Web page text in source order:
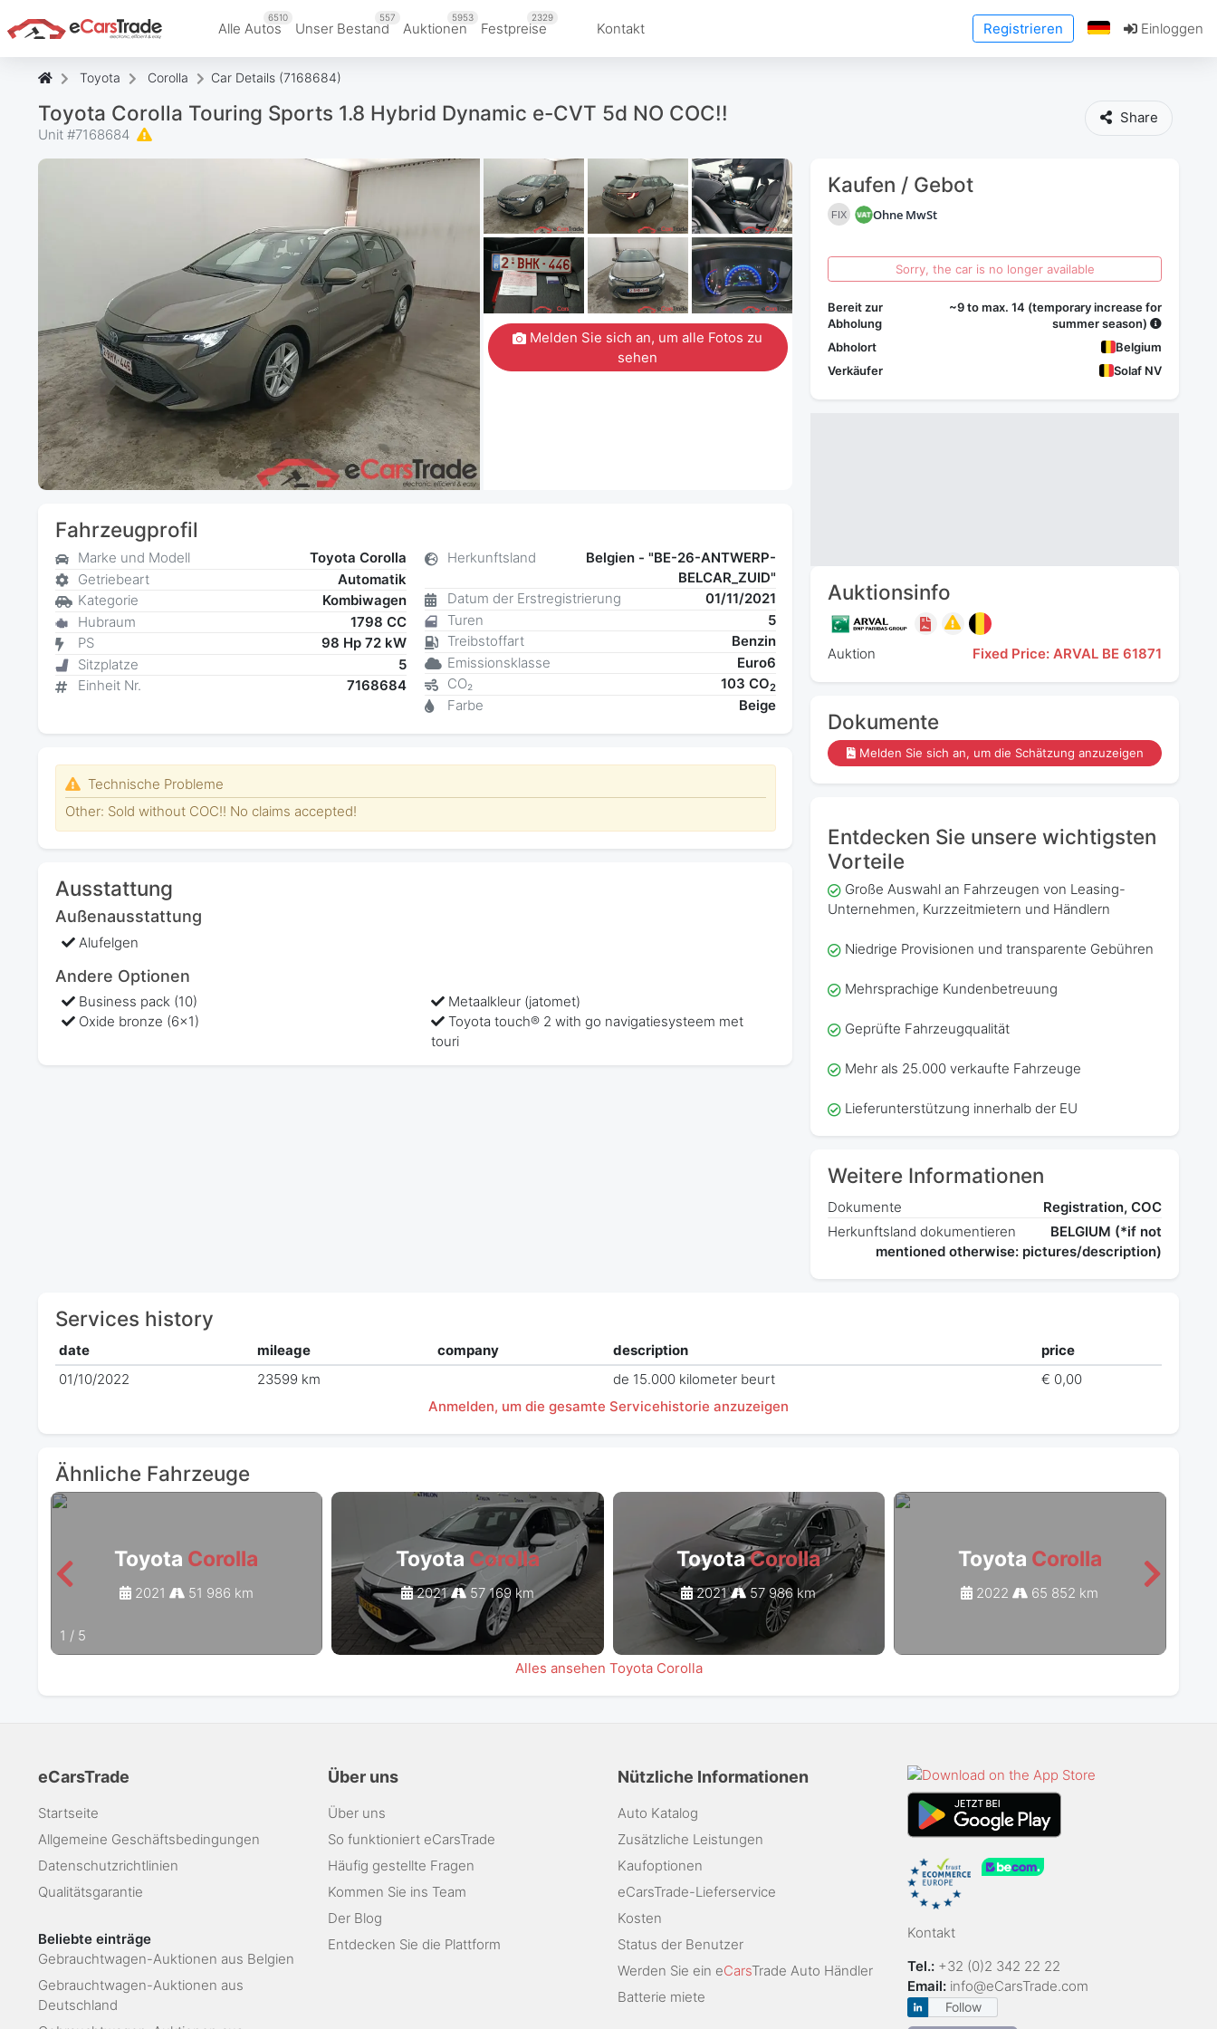
Alle Autos
6510
Unser Bestand
557
Auktionen
5953
Festpreise
2329
Kontakt Registrieren Einloggen
Toyota Corolla Car Details (7168684)
Toyota Corolla Touring Sports 1.8 Hybrid Dynamic e-CVT 5d NO COC!!
Unit #7168684
Share
Kaufen / Gebot
FIX Ohne MwSt
Sorry, the car is no longer available
Bereit zur
Abholung
~9 to max. 14 (temporary increase for
summer season)
Abholort
Belgium
Verkäufer
Solaf NV
Auktionsinfo
Auktion Fixed Price: ARVAL BE 61871
Dokumente
Melden Sie sich an, um die Schätzung anzuzeigen
Entdecken Sie unsere wichtigsten
Vorteile
Große Auswahl an Fahrzeugen von Leasing-
Unternehmen, Kurzzeitmietern und Händlern
Niedrige Provisionen und transparente Gebühren
Mehrsprachige Kundenbetreuung
Geprüfte Fahrzeugqualität
Mehr als 25.000 verkaufte Fahrzeuge
Lieferunterstützung innerhalb der EU
Weitere Informationen
Dokumente
Registration, COC
Herkunftsland dokumentieren
BELGIUM (*if not
mentioned otherwise: pictures/description)
Melden Sie sich an, um alle Fotos zu
sehen
Fahrzeugprofil
Marke und Modell
Toyota Corolla
Getriebeart
Automatik
Kategorie
Kombiwagen
Hubraum
1798 CC
PS
98 Hp 72 kW
Sitzplatze
5
Einheit Nr.
7168684
Herkunftsland
Belgien - "BE-26-ANTWERP-
BELCAR_ZUID"
Datum der Erstregistrierung
01/11/2021
Turen
5
Treibstoffart
Benzin
Emissionsklasse
Euro6
CO₂
103 CO2
Farbe Beige
Technische Probleme
Other: Sold without COC!! No claims accepted!
Ausstattung
Außenausstattung
Alufelgen
Andere Optionen
Business pack (10)
Metaalkleur (jatomet)
Oxide bronze (6x1)
Toyota touch® 2 with go navigatiesysteem met
touri
Services history
date mileage company description
price
01/10/2022
23599 km de 15.000 kilometer beurt
€ 0,00
Anmelden, um die gesamte Servicehistorie anzuzeigen
Ähnliche Fahrzeuge
Toyota Corolla
2021 51 986 km
Toyota Corolla
2021 57 169 km
ToyotaCorolla
2021 57 986 km
Toyota Corolla
2022 65 852 km
1 / 5
Alles ansehen Toyota Corolla
eCarsTrade
Startseite
Allgemeine Geschäftsbedingungen
Datenschutzrichtlinien
Qualitätsgarantie
Beliebte einträge
Gebrauchtwagen-Auktionen aus Belgien
Gebrauchtwagen-Auktionen aus
Deutschland
Über uns
Über uns
So funktioniert eCarsTrade
Häufig gestellte Fragen
Kommen Sie ins Team
Der Blog
Entdecken Sie die Plattform
Nützliche Informationen
Auto Katalog
Zusätzliche Leistungen
Kaufoptionen
eCarsTrade-Lieferservice
Kosten
Status der Benutzer
Werden Sie ein eCarsTrade Auto Händler
Batterie miete
Kontakt
Tel.: +32 (0)2 342 22 22
Email: info@eCarsTrade.com
Follow